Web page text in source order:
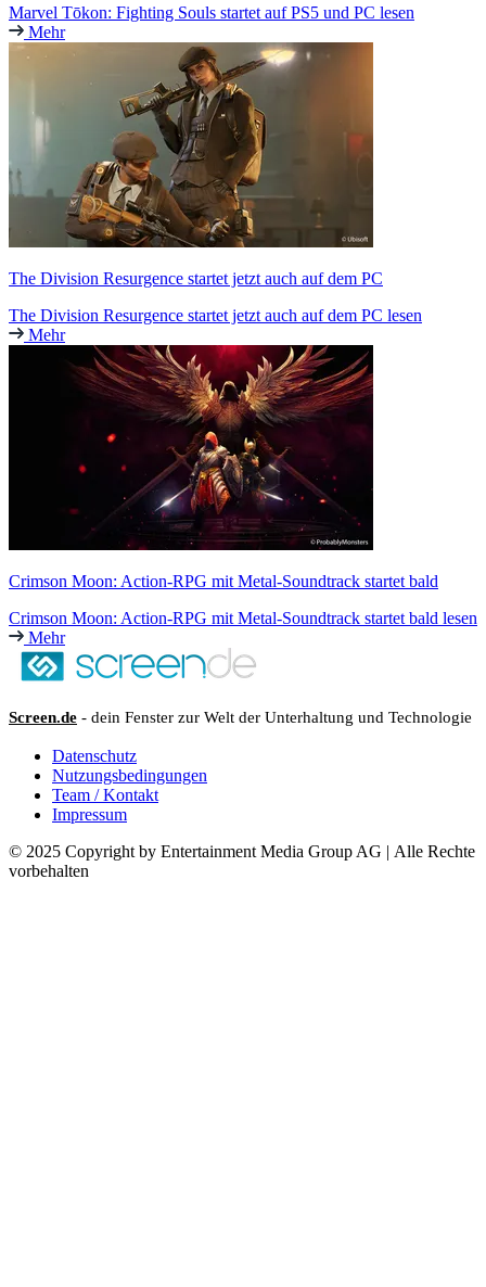
Marvel Tōkon: Fighting Souls startet auf PS5 und PC lesen
Mehr
The Division Resurgence startet jetzt auch auf dem PC
The Division Resurgence startet jetzt auch auf dem PC lesen
Mehr
Crimson Moon: Action-RPG mit Metal-Soundtrack startet bald
Crimson Moon: Action-RPG mit Metal-Soundtrack startet bald lesen
Mehr
Screen.de - dein Fenster zur Welt der Unterhaltung und Technologie
Datenschutz
Nutzungsbedingungen
Team / Kontakt
Impressum
© 2025 Copyright by Entertainment Media Group AG | Alle Rechte
vorbehalten